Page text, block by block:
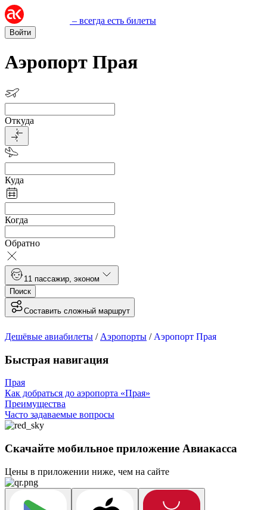
– всегда есть билеты
Войти
Аэропорт Прая
Откуда
Куда
Когда
Обратно
1 1 пассажир эконом
Поиск
Составить сложный маршрут
Дешёвые авиабилеты / Аэропорты / Аэропорт Прая
Быстрая навигация
Прая
Как добраться до аэропорта «Прая»
Преимущества
Часто задаваемые вопросы
Скачайте мобильное приложение Авиакасса
Цены в приложении ниже, чем на сайте